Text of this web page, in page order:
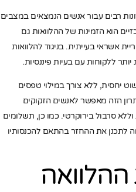
רבים עבור אנשים הנמצאים במצבים
הוא הזמינות של ההלוואות גם
אשראי בעייתית. בניגוד להלוואות
ללקוחות עם בעיות פיננסיות.
יחסית, ללא צורך במילוי טפסים
הזה מאפשר לאנשים הזקוקים
סרבול בירוקרטי. כמו כן, תשלומים
לתכנן את ההחזר בהתאם להכנסותיו